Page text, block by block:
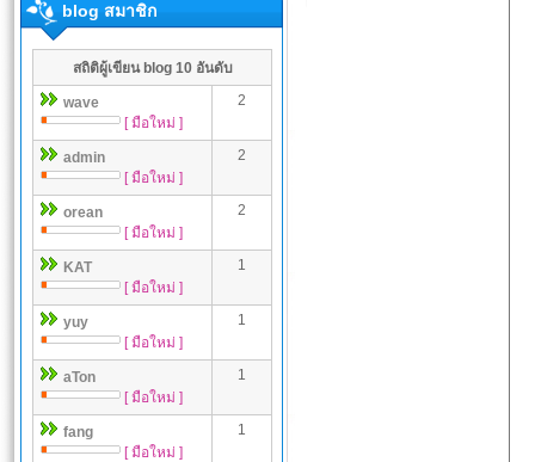
blog สมาชิก
สถิติผู้เขียน blog 10 อันดับ
wave
[ มือใหม่ ]
2
admin
[ มือใหม่ ]
2
orean
[ มือใหม่ ]
2
KAT
[ มือใหม่ ]
1
yuy
[ มือใหม่ ]
1
aTon
[ มือใหม่ ]
1
fang
[ มือใหม่ ]
1